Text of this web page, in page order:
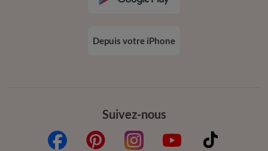
Suivez-nous
Depuis votre iPhone